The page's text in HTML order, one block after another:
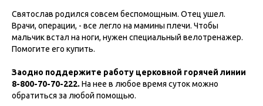
Святослав родился совсем беспомощным. Отец ушел.
Врачи, операции, - все легло на мамины плечи. Чтобы
мальчик встал на ноги, нужен специальный велотренажер.
Помогите его купить.
Заодно поддержите работу церковной горячей линии
8-800-70-70-222. На нее в любое время суток можно
обратиться за любой помощью.